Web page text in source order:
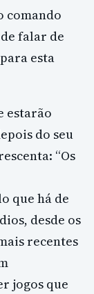
comando
falar de
esta
estarão
do seu
“Os
que há de
desde os
recentes
jogos que